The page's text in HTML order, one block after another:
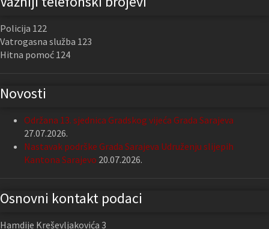
Policija 122
Vatrogasna služba 123
Hitna pomoć 124
Novosti
Održana 13. sjednica Gradskog vijeća Grada Sarajeva
27.07.2026.
Nastavak podrške Grada Sarajeva Udruženju slijepih
Kantona Sarajevo 20.07.2026.
Osnovni kontakt podaci
Hamdije Kreševljakovića 3